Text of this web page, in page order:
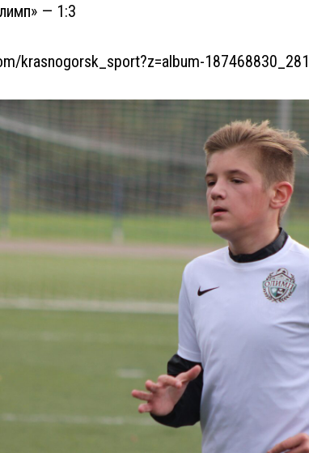
— 1:3
krasnogorsk_sport?z=album-